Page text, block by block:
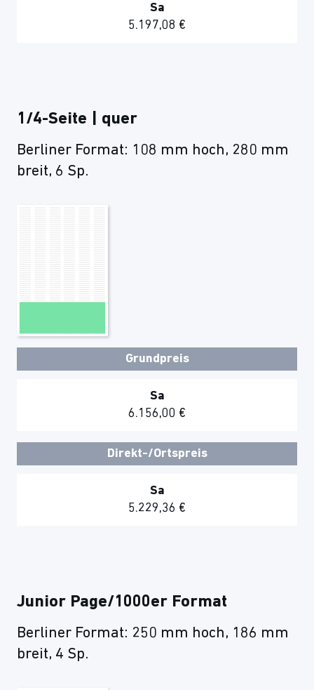
Sa
5.197,08 €
1/4-Seite | quer
Berliner Format: 108 mm hoch, 280 mm
breit, 6 Sp.
Grundpreis
Sa
6.156,00 €
Direkt-/Ortspreis
Sa
5.229,36 €
Junior Page/1000er Format
Berliner Format: 250 mm hoch, 186 mm
breit, 4 Sp.